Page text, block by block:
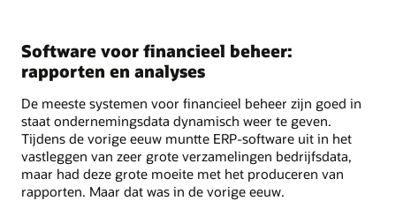
Software voor financieel beheer:
rapporten en analyses
De meeste systemen voor financieel beheer zijn goed in
staat ondernemingsdata dynamisch weer te geven.
Tijdens de vorige eeuw muntte ERP-software uit in het
vastleggen van zeer grote verzamelingen bedrijfsdata,
maar had deze grote moeite met het produceren van
rapporten. Maar dat was in de vorige eeuw.